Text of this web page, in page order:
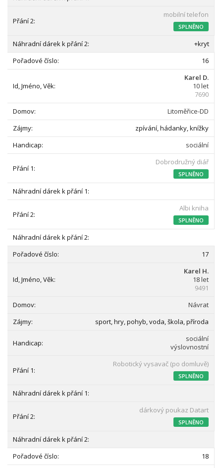
mobilní telefon
SPLNĚNO
+kryt
16
Karel D.
10 let
7690
Litoměřice-DD
zpívání, hádanky, knížky
sociální
Dobrodružný diář
SPLNĚNO
Albi kniha
SPLNĚNO
17
Karel H.
18 let
9491
Návrat
sport, hry, pohyb, voda, škola, příroda
sociální
výslovnostní
Robotický vysavač (po domluvě)
SPLNĚNO
dárkový poukaz Datart
SPLNĚNO
18